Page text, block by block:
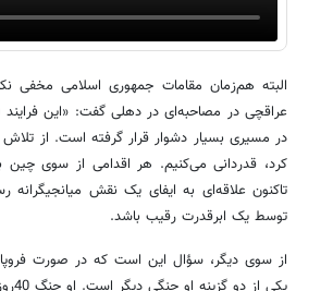
البته هم‌زمان مقامات جمهوری اسلامی مخفی
عراقچی در مصاحبه‌ای در دهلی گفت: «این فرایند
در مسیری بسیار دشوار قرار گرفته است. از
کرد، قدردانی می‌کنیم. هر اقدامی از سوی چین
تاکنون علاقه‌ای به ایفای یک نقش
توسط یک ابرقدرت رقیب باشد.
از سوی دیگر، سؤال این است که در صورت